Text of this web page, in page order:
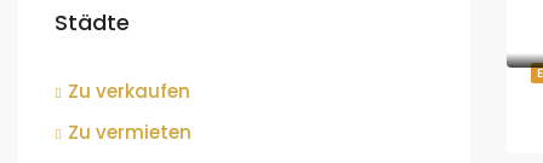
Städte
Zu verkaufen
Zu vermieten